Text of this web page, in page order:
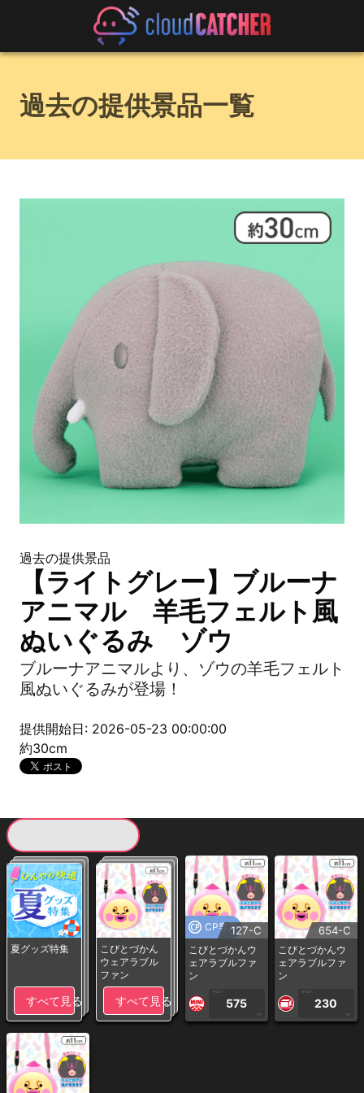
過去の提供景品一覧
過去の提供景品
【ライトグレー】ブルーナ
アニマル 羊毛フェルト風
ぬいぐるみ ゾウ
ブルーナアニマルより、ゾウの羊毛フェルト
風ぬいぐるみが登場！
提供開始日: 2026-05-23 00:00:00
約30cm
夏グッズ特集
すべて見る
こびとづかん
ウェアラブル
ファン
すべて見る
CP専用127-C
こびとづかんウ
ェアラブルファ
ン
1PLAY
575
CP
654-C
こびとづかんウ
ェアラブルファ
ン
1PLAY
230
CP